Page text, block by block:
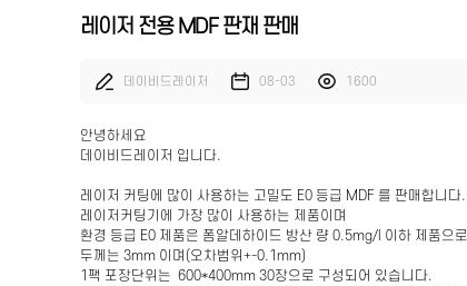
레이저 전용 MDF 판재 판매
데이비드레이저 08-03 1600
안녕하세요
데이비드레이저 입니다.
레이저 커팅에 많이 사용하는 고밀도 E0 등급 MDF 를 판매합니다.
레이저커팅기에 가장 많이 사용하는 제품이며
환경 등급 E0 제품은 폼알데하이드 방산 량 0.5mg/l 이하 제품으
두께는 3mm 이며(오차범위+-0.1mm)
1팩 포장단위는 600*400mm 30장으로 구성되어 있습니다.